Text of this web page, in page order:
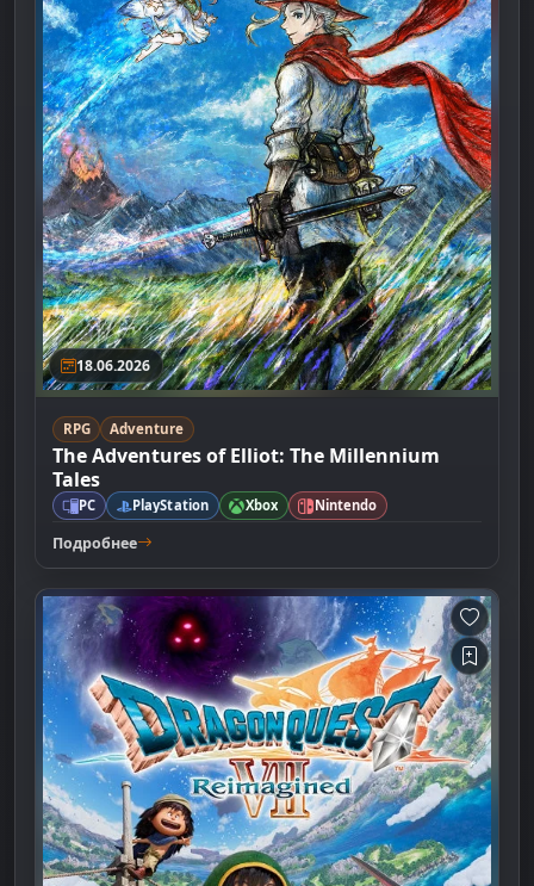
18.06.2026
RPG Adventure
The Adventures of Elliot: The Millennium
Tales
PC PlayStation Xbox Nintendo
Подробнее